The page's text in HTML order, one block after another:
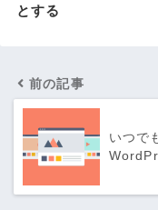
とする
前の記事
いつで